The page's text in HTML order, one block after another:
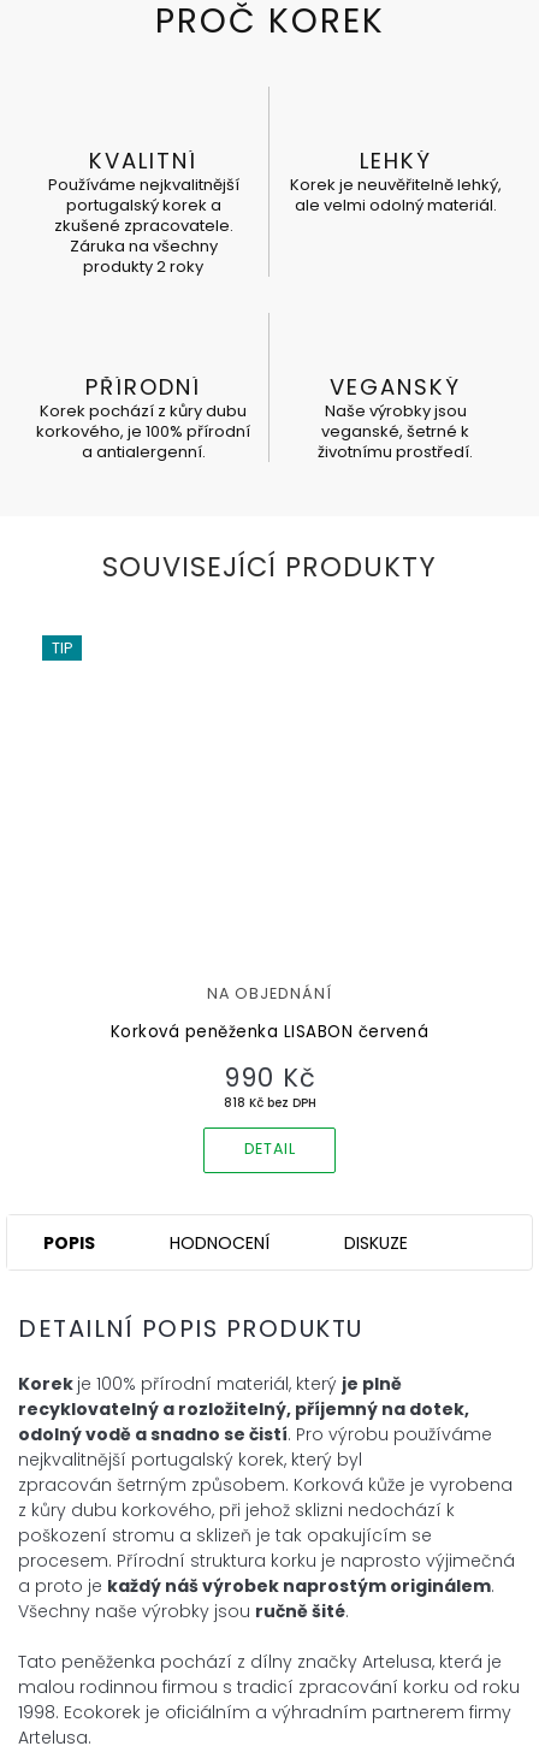
KVALITNÍ
Používáme nejkvalitnější
portugalský korek a
zkušené zpracovatele.
Záruka na všechny
produkty 2 roky
LEHKÝ
Korek je neuvěřitelně lehký,
ale velmi odolný materiál.
PŘÍRODNÍ
Korek pochází z kůry dubu
korkového, je 100% přírodní
a antialergenní.
VEGANSKÝ
Naše výrobky jsou
veganské, šetrné k
životnímu prostředí.
SOUVISEJÍCÍ PRODUKTY
TIP
Korková peněženka LISABON červená
NA OBJEDNÁNÍ
818 Kč bez DPH
990 Kč
DETAIL
POPIS HODNOCENÍ DISKUZE
DETAILNÍ POPIS PRODUKTU
Korek je 100% přírodní materiál, který je plně
recyklovatelný a rozložitelný, příjemný na dotek,
odolný vodě a snadno se čistí. Pro výrobu používáme
nejkvalitnější portugalský korek, který byl
zpracován šetrným způsobem. Korková kůže je vyrobena
z kůry dubu korkového, při jehož sklizni nedochází k
poškození stromu a sklizeň je tak opakujícím se
procesem. Přírodní struktura korku je naprosto výjimečná
a proto je každý náš výrobek naprostým originálem.
Všechny naše výrobky jsou ručně šité.
Tato peněženka pochází z dílny značky Artelusa, která je
malou rodinnou firmou s tradicí zpracování korku od roku
1998. Ecokorek je oficiálním a výhradním partnerem firmy
Artelusa.